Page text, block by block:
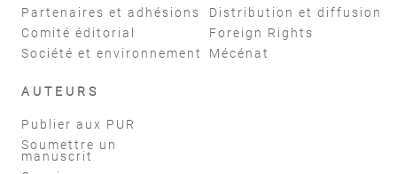
Partenaires et adhésions
Comité éditorial
Société et environnement
Distribution et diffusion
Foreign Rights
Mécénat
AUTEURS
Publier aux PUR
Soumettre un
manuscrit